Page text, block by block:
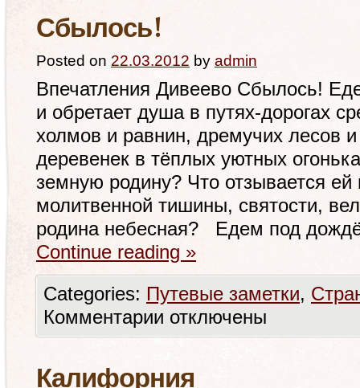
Сбылось!
Posted on 22.03.2012 by admin
Впечатления Дивеево Сбылось!
и обретает душа в путях-дорогах
холмов и равнин, дремучих лесов
деревенек в тёплых уютных
земную родину? Что отзывается
молитвенной тишины, святости,
родина небесная? Едем под
Continue reading »
Categories: Путевые заметки,
Комментарии отключены